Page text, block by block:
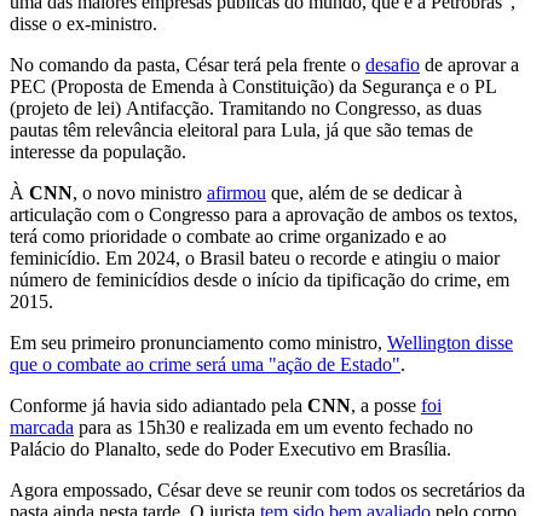
disse o ex-ministro.
No comando da pasta, César terá pela frente o desafio de aprovar a
PEC (Proposta de Emenda à Constituição) da Segurança e o PL
(projeto de lei) Antifacção. Tramitando no Congresso, as duas
pautas têm relevância eleitoral para Lula, já que são temas de
interesse da população.
À CNN, o novo ministro afirmou que, além de se dedicar à
articulação com o Congresso para a aprovação de ambos os textos,
terá como prioridade o combate ao crime organizado e ao
feminicídio. Em 2024, o Brasil bateu o recorde e atingiu o maior
número de feminicídios desde o início da tipificação do crime, em
2015.
Em seu primeiro pronunciamento como ministro, Wellington disse
que o combate ao crime será uma "ação de Estado".
Conforme já havia sido adiantado pela CNN, a posse foi
marcada para as 15h30 e realizada em um evento fechado no
Palácio do Planalto, sede do Poder Executivo em Brasília.
Agora empossado, César deve se reunir com todos os secretários da
pasta ainda nesta tarde. O jurista tem sido bem avaliado pelo corpo